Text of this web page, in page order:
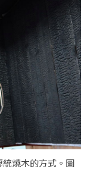
統燒木的方式。圖